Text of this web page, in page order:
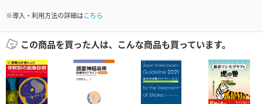
※導入・利用方法の詳細はこちら
この商品を買った人は、こんな商品も買っています。